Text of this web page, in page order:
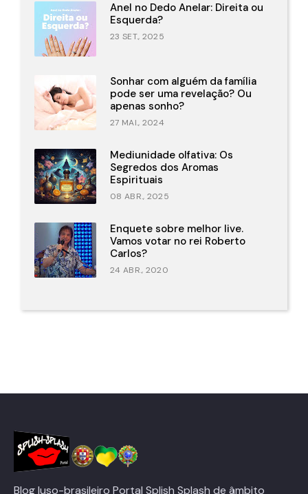
Anel no Dedo Anelar: Direita ou
Esquerda?
23 SET., 2025
Sonhar com alguém da família
pode ser uma revelação? Ou
apenas sonho?
27 MAI., 2024
Mediunidade olfativa: Os
Segredos dos Aromas
Espirituais
08 ABR., 2025
Enquete sobre melhor live.
Vamos votar no rei Roberto
Carlos?
24 ABR., 2020
Blog luso-brasileiro Portal Splish Splash de âmbito